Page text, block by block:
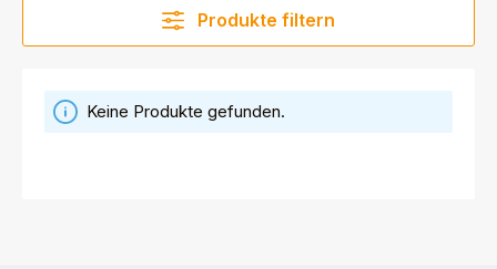
Produkte filtern
Keine Produkte gefunden.